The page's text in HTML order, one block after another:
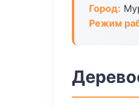
Город:
Режим